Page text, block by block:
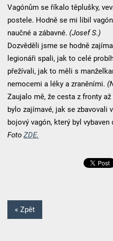
Vagónům se říkalo těplušky,
postele. Hodně se mi líbil
naučné a zábavné. (Josef S.)
Dozvěděli jsme se hodně
legionáři spali, jak to celé
přežívali, jak to měli s
nemocemi a léky a zraněními.
Zaujalo mě, že cesta z fronty
bylo zajímavé, jak se zbavovali
bojový vagón, který byl
Foto ZDE.
« Zpět